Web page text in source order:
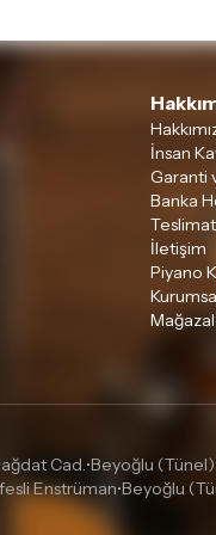
İnsan
Garanti
Banka
Teslimat
İletişim
Piyano
Cad.•Beyoğlu
Enstrüman•Beyoğlu